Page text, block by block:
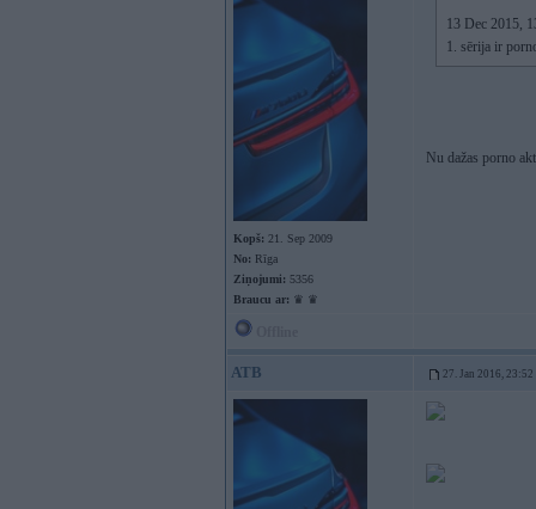
Kopš: 21. Sep 2009
No: Rīga
Ziņojumi: 5356
Braucu ar: ♛ ♛
13 Dec 2015,
1. sērija ir
Nu dažas porno
ATB 27. Jan 2016, 23:52